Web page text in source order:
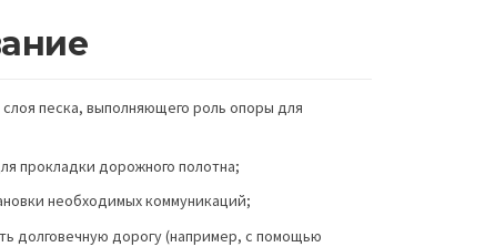
песка, выполняющего роль опоры для
прокладки дорожного полотна;
необходимых коммуникаций;
долговечную дорогу (например, с помощью